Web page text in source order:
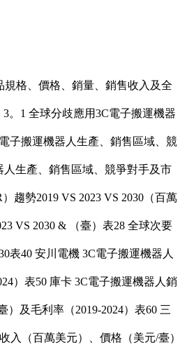
格、價格、銷量、銷售收入及全
。1 全球分歧應用3C電子搬運機器
子搬運機器人生產、銷售區域、競
人生產、銷售區域、競爭對手及市
趨勢2019 VS 2023 VS 2030（百萬
VS 2030 & （臺）表28 全球次要
表40 安川電機 3C電子搬運機器人
）表50 庫卡 3C電子搬運機器人銷
及毛利率（2019-2024）表60 三
入（百萬美元）、價格（美元/臺）